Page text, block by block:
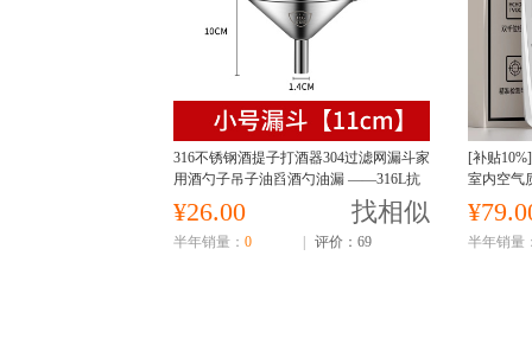
316不锈钢酒提子打酒器304过滤网漏斗家
用酒勺子吊子油舀酒勺油漏 ——316L抗
菌-小号漏斗[口径11cm](赠滤网)
¥26.00 找相似
半年销量： 0 评价：69
[补贴
室内空气
标配款[
半年销量